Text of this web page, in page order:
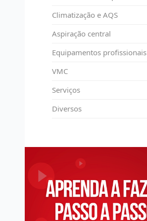
Climatização e AQS
Aspiração central
Equipamentos profissionais
VMC
Serviços
Diversos